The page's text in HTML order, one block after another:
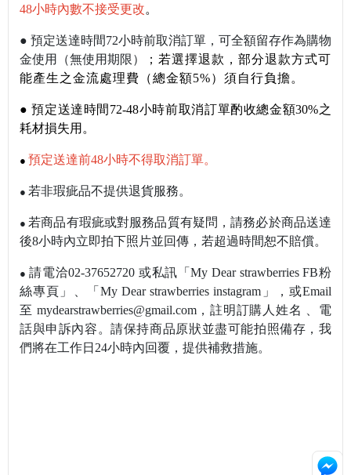
48小時內數不接受更改。
● 預定送達時間72小時前取消訂單，可全額留存作為購物
金使用（無使用期限）
；若選擇退款，部分退款方式可
能產生之金流處理費（總金額5%）須自行負擔。
● 預定送達時間72-48小時前取消訂單酌收總金額30%之
耗材損失用。
● 預定送達前48小時不得取消訂單。
● 若非瑕疵品不提供退貨服務。
● 若商品有瑕疵或對服務品質有疑問，請務必於商品送達
後8小時內立即拍下照片並回傳，若超過時間恕不賠償。
● 請電洽02-37652720 或私訊 「My Dear strawberries FB粉
絲專頁」
「My Dear strawberries instagram」，或Email
至 mydearstrawberries@gmail.com，註明訂購人姓名
、電
話與申訴內容。請保持商品原狀並盡可能拍照備存，我
們將在工作日24小時內回覆，提供補救措施。